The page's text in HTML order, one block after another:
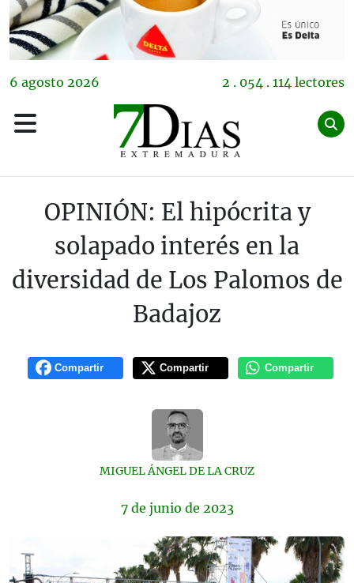
6 agosto 2026 2 . 054 . 114 lectores
OPINIÓN: El hipócrita y
solapado interés en la
diversidad de Los Palomos de
Badajoz
Compartir Compartir Compartir
MIGUEL ÁNGEL DE LA CRUZ
7 de junio de 2023